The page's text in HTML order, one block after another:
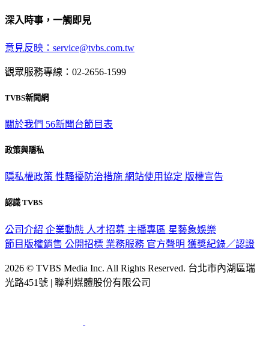
深入時事，一觸即見
意見反映：service@tvbs.com.tw
觀眾服務專線：02-2656-1599
TVBS新聞網
關於我們 56新聞台節目表
政策與隱私
隱私權政策 性騷擾防治措施 網站使用協定 版權宣告
認識 TVBS
公司介紹 企業動態 人才招募 主播專區 星藝象娛樂
節目版權銷售 公開招標 業務服務 官方聲明 獲獎紀錄／認證
2026 © TVBS Media Inc. All Rights Reserved. 台北市內湖區瑞
光路451號 | 聯利媒體股份有限公司